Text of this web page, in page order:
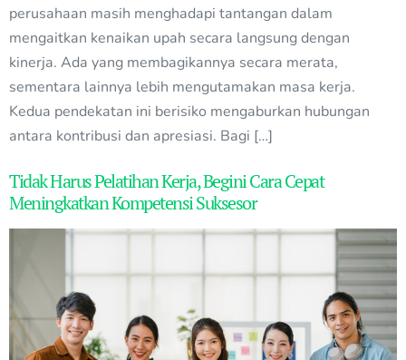
perusahaan masih menghadapi tantangan dalam
mengaitkan kenaikan upah secara langsung dengan
kinerja. Ada yang membagikannya secara merata,
sementara lainnya lebih mengutamakan masa kerja.
Kedua pendekatan ini berisiko mengaburkan hubungan
antara kontribusi dan apresiasi. Bagi […]
Tidak Harus Pelatihan Kerja, Begini Cara Cepat
Meningkatkan Kompetensi Suksesor